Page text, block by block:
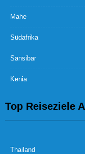
Mahe
Südafrika
Sansibar
Kenia
Top Reiseziele
Thailand